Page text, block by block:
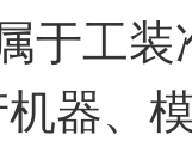
于工
器、